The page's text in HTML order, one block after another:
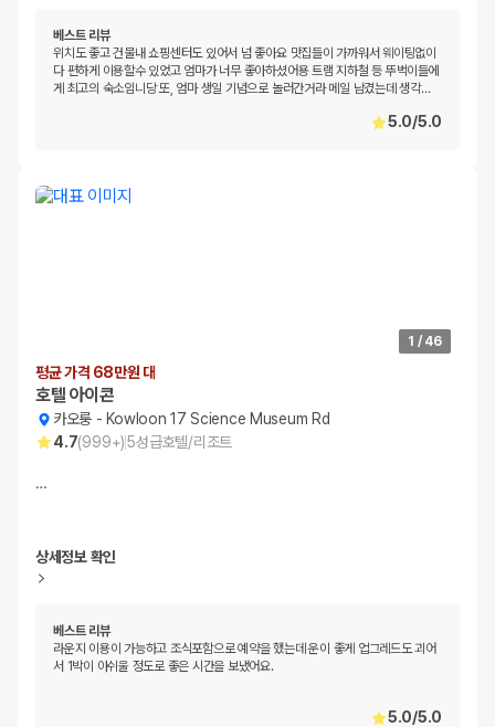
베스트 리뷰
위치도 좋고 건물내 쇼핑센터도 있어서 넘 좋아요 맛집들이 가까워서 웨이팅없이
다 편하게 이용할수 있었고 엄마가 너무 좋아하셨어용 트램 지하철 등 뚜벅이들에
게 최고의 숙소임니당 또, 엄마 생일 기념으로 놀러간거라 메일 남겼는데 생각…
5.0/5.0
1 / 46
평균 가격 68만원 대
호텔 아이콘
카오룽 - Kowloon 17 Science Museum Rd
4.7(999+)5성급호텔/리조트
…
상세정보 확인
베스트 리뷰
라운지 이용이 가능하고 조식포함으로 예약을 했는데 운이 좋게 업그레드도 괴어
서 1박이 아쉬울 정도로 좋은 시간을 보냈어요.
5.0/5.0